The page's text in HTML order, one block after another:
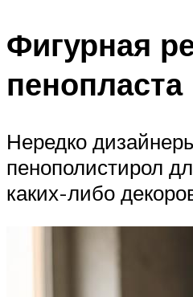
Фигурная
пенопласта
Нередко
пенополистирол
каких-либо